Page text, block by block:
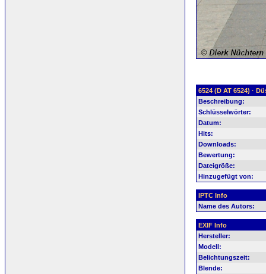
6524 (D AT 6524) ·
Beschreibung:
Schlüsselwörter:
Datum:
Hits:
Downloads:
Bewertung:
Dateigröße:
Hinzugefügt von:
IPTC Info
Name des Autors:
EXIF Info
Hersteller:
Modell:
Belichtungszeit:
Blende: